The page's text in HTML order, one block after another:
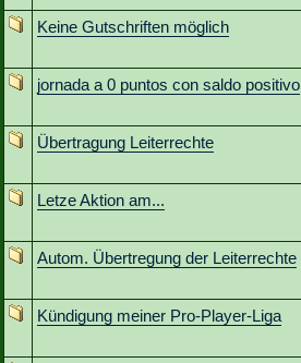
Keine Gutschriften möglich
jornada a 0 puntos con saldo positivo
Übertragung Leiterrechte
Letze Aktion am...
Autom. Übertregung der Leiterrechte
Kündigung meiner Pro-Player-Liga